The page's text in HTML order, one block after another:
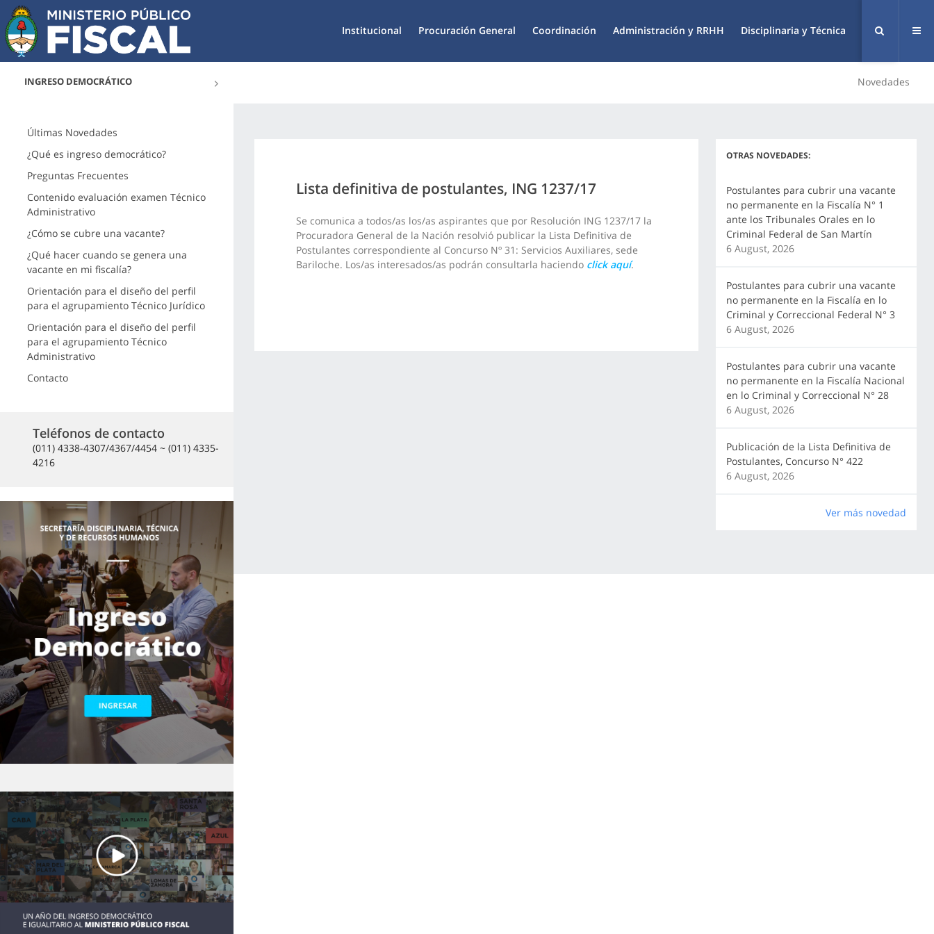
Institucional Procuración General Coordinación Administración y RRHH Disciplinaria y Técnica
INGRESO DEMOCRÁTICO Novedades
Últimas Novedades
¿Qué es ingreso democrático?
Preguntas Frecuentes
Contenido evaluación examen Técnico
Administrativo
¿Cómo se cubre una vacante?
¿Qué hacer cuando se genera una
vacante en mi fiscalía?
Orientación para el diseño del perfil
para el agrupamiento Técnico Jurídico
Orientación para el diseño del perfil
para el agrupamiento Técnico
Administrativo
Contacto
Teléfonos de contacto
(011) 4338-4307/4367/4454 ~ (011) 4335-
4216
Lista definitiva de postulantes, ING 1237/17
Se comunica a todos/as los/as aspirantes que por Resolución ING 1237/17 la
Procuradora General de la Nación resolvió publicar la Lista Definitiva de
Postulantes correspondiente al Concurso Nº 31: Servicios Auxiliares, sede
Bariloche. Los/as interesados/as podrán consultarla haciendo click aquí.
OTRAS NOVEDADES:
Postulantes para cubrir una vacante
no permanente en la Fiscalía N° 1
ante los Tribunales Orales en lo
Criminal Federal de San Martín
6 August, 2026
Postulantes para cubrir una vacante
no permanente en la Fiscalía en lo
Criminal y Correccional Federal N° 3
6 August, 2026
Postulantes para cubrir una vacante
no permanente en la Fiscalía Nacional
en lo Criminal y Correccional N° 28
6 August, 2026
Publicación de la Lista Definitiva de
Postulantes, Concurso N° 422
6 August, 2026
Ver más novedad